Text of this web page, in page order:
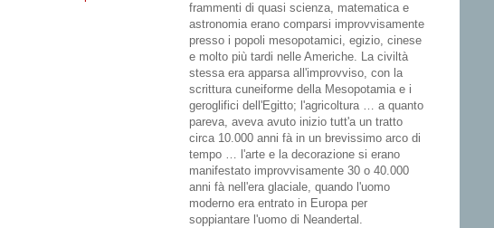
frammenti di quasi scienza, matematica e
astronomia erano comparsi improvvisamente
presso i popoli mesopotamici, egizio, cinese
e molto più tardi nelle Americhe. La civiltà
stessa era apparsa all'improvviso, con la
scrittura cuneiforme della Mesopotamia e i
geroglifici dell'Egitto; l'agricoltura … a quanto
pareva, aveva avuto inizio tutt'a un tratto
circa 10.000 anni fà in un brevissimo arco di
tempo … l'arte e la decorazione si erano
manifestato improvvisamente 30 o 40.000
anni fà nell'era glaciale, quando l'uomo
moderno era entrato in Europa per
soppiantare l'uomo di Neandertal.